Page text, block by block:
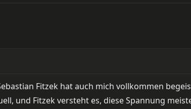
Fitzek hat auch mich vollkommen
und Fitzek versteht es, diese Spannung